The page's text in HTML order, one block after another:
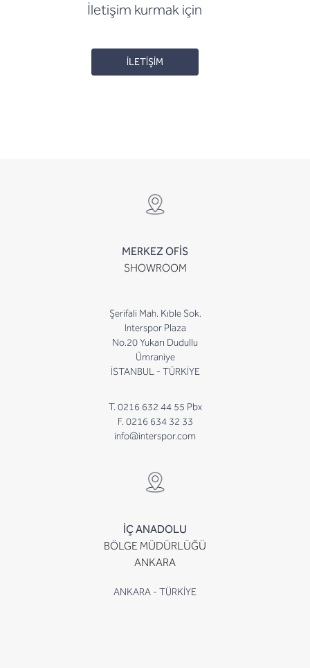
İletişim kurmak için
İLETİŞİM
MERKEZ OFİS
SHOWROOM
Şerifali Mah. Kıble Sok.
Interspor Plaza
No.20 Yukarı Dudullu
Ümraniye
İSTANBUL - TÜRKİYE
T. 0216 632 44 55 Pbx
F. 0216 634 32 33
info@interspor.com
İÇ ANADOLU
BÖLGE MÜDÜRLÜĞÜ
ANKARA
ANKARA - TÜRKİYE